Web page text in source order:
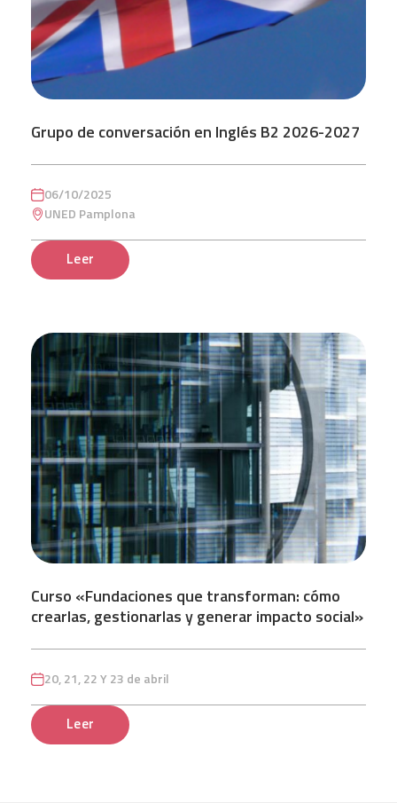
Grupo de conversación en Inglés B2 2026-2027
06/10/2025
UNED Pamplona
Leer
Curso «Fundaciones que transforman: cómo
crearlas, gestionarlas y generar impacto social»
20, 21, 22 Y 23 de abril
Leer